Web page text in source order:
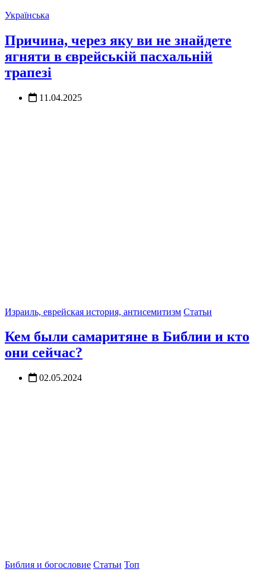
Українська
Причина, через яку ви не знайдете
ягняти в єврейській пасхальній
трапезі
11.04.2025
Израиль, еврейская история, антисемитизм Статьи
Кем были самаритяне в Библии и кто
они сейчас?
02.05.2024
Библия и богословие Статьи Топ